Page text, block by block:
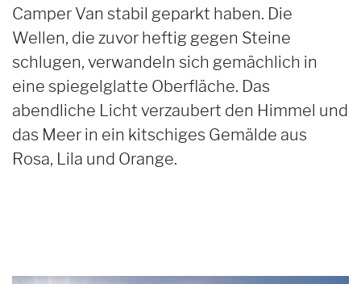
Camper Van stabil geparkt haben. Die
Wellen, die zuvor heftig gegen Steine
schlugen, verwandeln sich gemächlich in
eine spiegelglatte Oberfläche. Das
abendliche Licht verzaubert den Himmel und
das Meer in ein kitschiges Gemälde aus
Rosa, Lila und Orange.